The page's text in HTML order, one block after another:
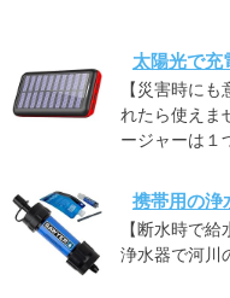
太陽光で充
【災害時に
れたら使えま
ージャーは１
携帯用の浄
【断水時で
浄水器で河川